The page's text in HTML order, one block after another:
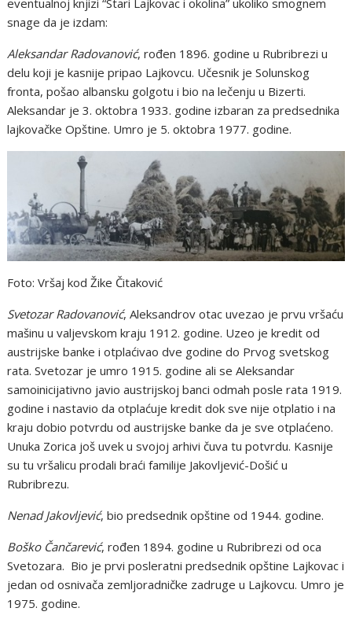
snage da je izdam:
Aleksandar Radovanović, rođen 1896. godine u Rubribrezi u
delu koji je kasnije pripao Lajkovcu. Učesnik je Solunskog
fronta, pošao albansku golgotu i bio na lečenju u Bizerti.
Aleksandar je 3. oktobra 1933. godine izbaran za predsednika
lajkovačke Opštine. Umro je 5. oktobra 1977. godine.
Foto: Vršaj kod Žike Čitaković
Svetozar Radovanović, Aleksandrov otac uvezao je prvu vršaću
mašinu u valjevskom kraju 1912. godine. Uzeo je kredit od
austrijske banke i otplaćivao dve godine do Prvog svetskog
rata. Svetozar je umro 1915. godine ali se Aleksandar
samoinicijativno javio austrijskoj banci odmah posle rata 1919.
godine i nastavio da otplaćuje kredit dok sve nije otplatio i na
kraju dobio potvrdu od austrijske banke da je sve otplaćeno.
Unuka Zorica još uvek u svojoj arhivi čuva tu potvrdu. Kasnije
su tu vršalicu prodali braći familije Jakovljević-Došić u
Rubribrezu.
Nenad Jakovljević, bio predsednik opštine od 1944. godine.
Boško Čančarević, rođen 1894. godine u Rubribrezi od oca
Svetozara. Bio je prvi posleratni predsednik opštine Lajkovac i
jedan od osnivača zemljoradničke zadruge u Lajkovcu. Umro je
1975. godine.